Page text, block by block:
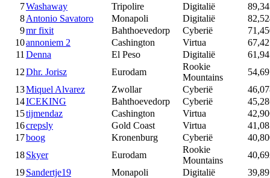
7Washaway Tripolire Digitalië
8Antonio Savatoro Monapoli Digitalië
9mr fixit Bahthoevedorp Cyberië
10annoniem 2 Cashington Virtua
11 Denna El Peso Digitalië
12Dhr. Jorisz Eurodam
Rookie
Mountains
13Miquel Alvarez Zwollar Cyberië
14ICEKING Bahthoevedorp Cyberië
15tijmendaz Cashington Virtua
16crepsly Gold Coast Virtua
17boog Kronenburg Cyberië
18Skyer Eurodam
Rookie
Mountains
19Sandertje19 Monapoli Digitalië